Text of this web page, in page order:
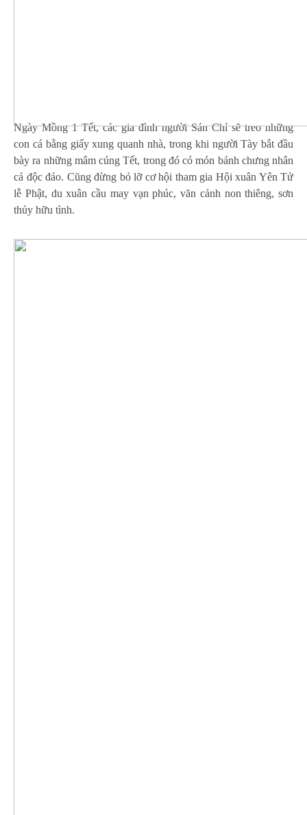
Ngày Mồng 1 Tết, các gia đình người Sán Chỉ sẽ treo những
con cá bằng giấy xung quanh nhà, trong khi người Tày bắt đầu
bày ra những mâm cúng Tết, trong đó có món bánh chưng nhân
cá độc đáo. Cũng đừng bỏ lỡ cơ hội tham gia Hội xuân Yên Tử
lễ Phật, du xuân cầu may vạn phúc, vãn cảnh non thiêng, sơn
thủy hữu tình.